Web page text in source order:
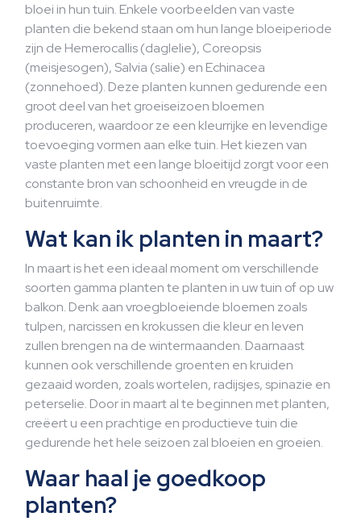
bloei in hun tuin. Enkele voorbeelden van vaste
planten die bekend staan om hun lange bloeiperiode
zijn de Hemerocallis (daglelie), Coreopsis
(meisjesogen), Salvia (salie) en Echinacea
(zonnehoed). Deze planten kunnen gedurende een
groot deel van het groeiseizoen bloemen
produceren, waardoor ze een kleurrijke en levendige
toevoeging vormen aan elke tuin. Het kiezen van
vaste planten met een lange bloeitijd zorgt voor een
constante bron van schoonheid en vreugde in de
buitenruimte.
Wat kan ik planten in maart?
In maart is het een ideaal moment om verschillende
soorten gamma planten te planten in uw tuin of op uw
balkon. Denk aan vroegbloeiende bloemen zoals
tulpen, narcissen en krokussen die kleur en leven
zullen brengen na de wintermaanden. Daarnaast
kunnen ook verschillende groenten en kruiden
gezaaid worden, zoals wortelen, radijsjes, spinazie en
peterselie. Door in maart al te beginnen met planten,
creëert u een prachtige en productieve tuin die
gedurende het hele seizoen zal bloeien en groeien.
Waar haal je goedkoop
planten?